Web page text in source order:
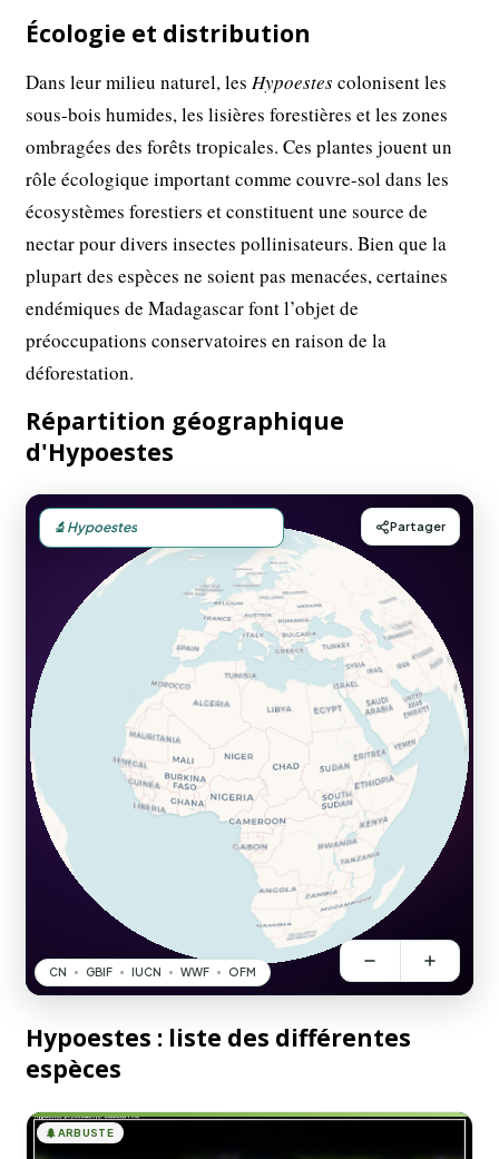
Écologie et distribution
Dans leur milieu naturel, lesHypoestescolonisent les
sous-bois humides, les lisières forestières et les zones
ombragées des forêts tropicales. Ces plantes jouent un
rôle écologique important comme couvre-sol dans les
écosystèmes forestiers et constituent une source de
nectar pour divers insectes pollinisateurs. Bien que la
plupart des espèces ne soient pas menacées, certaines
endémiques de Madagascar font l’objet de
préoccupations conservatoires en raison de la
déforestation.
Répartition géographique
d'Hypoestes
Hypoestes : liste des différentes
espèces
🌲ARBUSTE